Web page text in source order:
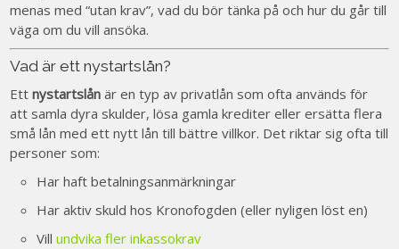
menas med “utan krav”, vad du bör tänka på och hur du går till
väga om du vill ansöka.
Vad är ett nystartslån?
Ettnystartslån är en typ av privatlån som ofta används för
att samla dyra skulder, lösa gamla krediter eller ersätta flera
små lån med ett nytt lån till bättre villkor. Det riktar sig ofta till
personer som:
Har haft betalningsanmärkningar
Har aktiv skuld hos Kronofogden (eller nyligen löst en)
Villundvika fler inkassokrav